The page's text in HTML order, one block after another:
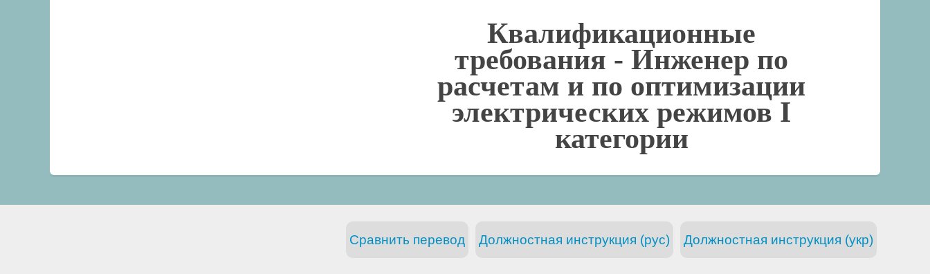
Квалификационные
требования -Инженер по
расчетам и по оптимизации
электрических режимов I
категории
Должностная инструкция (укр)
Должностная инструкция (рус)
Сравнить перевод